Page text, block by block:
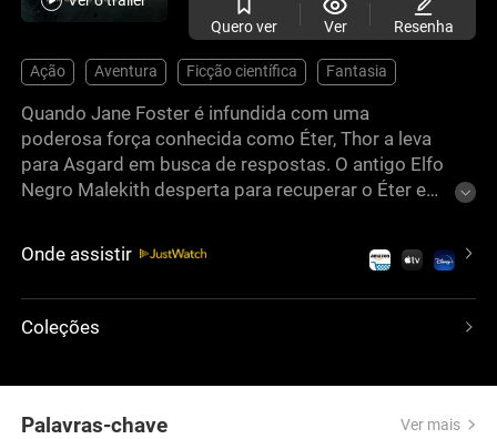
Quero ver Ver Resenha
Ação Aventura Ficção científica Fantasia
Quando Jane Foster é infundida com uma
poderosa força conhecida como Éter, Thor a leva
para Asgard em busca de respostas. O antigo Elfo
Negro Malekith desperta para recuperar o Éter e
Odin e se alia a Loki em um plano arriscado para
Onde assistir
Coleções
Palavras-chave Ver mais